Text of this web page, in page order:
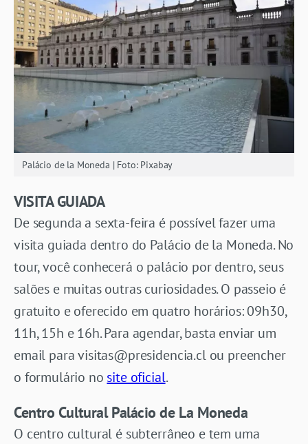
Palácio de la Moneda | Foto: Pixabay
VISITA GUIADA
De segunda a sexta-feira é possível fazer uma
visita guiada dentro do Palácio de la Moneda. No
tour, você conhecerá o palácio por dentro, seus
salões e muitas outras curiosidades. O passeio é
gratuito e oferecido em quatro horários: 09h30,
11h, 15h e 16h. Para agendar, basta enviar um
email paravisitas@presidencia.clou preencher
o formulário no site oficial.
Centro Cultural Palácio de La Moneda
O centro cultural é subterrâneo e tem uma